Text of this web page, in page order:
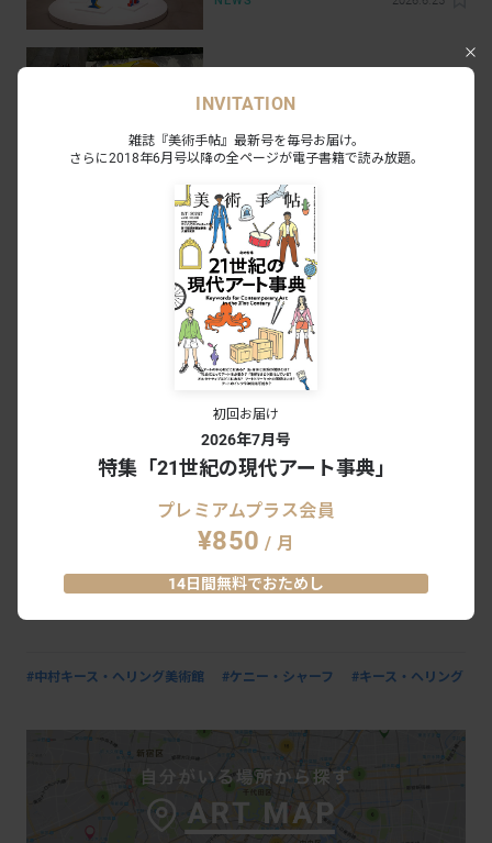
ット：山梨編
この夏、避暑地のアートスポットをめ
ぐろう：山梨編
INSIGHT
藝大油画・薄久保香研究室の11名が集
結。実践型プログラム「CADAN Study
Vol.1 “GABE6” – Usukubo Laboratory」
がCADAN大手町で開催へ
NEWS
布施琳太郎のキュレーション企画「す
ごい指：フィンガーメイド時代のピク
チャープレーン」が西麻布で開催へ
NEWS
WORLD REPORT「プーケット」：タイ
2025。観光地に立ち現れた、失われた
SERIES
#中村キース・へリング美術館 #ケニー・シャーフ #キース・ヘリング
INVITATION
雑誌『美術手帖』最新号を毎号お届け。
さらに2018年6月号以降の全ページが電子書籍で読み放題。
初回お届け
2026年7月号
特集「21世紀の現代アート事典」
プレミアムプラス会員
¥850 / 月
14日間無料でおためし